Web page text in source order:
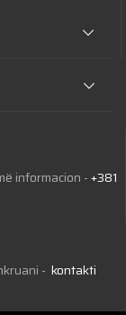
informacion -+381
- kontakti